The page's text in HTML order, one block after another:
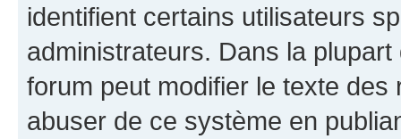
identifient certains utilisateurs
administrateurs. Dans la
forum peut modifier le texte
abuser de ce système en